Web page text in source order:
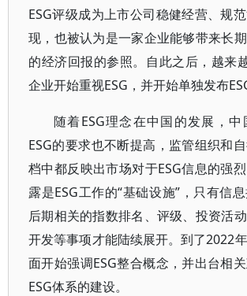
ESG评级成为上市公司稳健经营、规
现，也被认为是一家企业能够带来长
的经济回报的参照。自此之后，越来
企业开始重视ESG，并开始单独发布
随着ESG理念在中国的发展，
ESG的要求也不断提高，监管组织和
档中都反映出市场对于ESG信息的强
露是ESG工作的“基础设施”，只有信
后期相关的指数排名、评级、投资活
开发等事项才能陆续展开。到了2022
面开始强调ESG整合概念，并出台相
ESG体系的建设。